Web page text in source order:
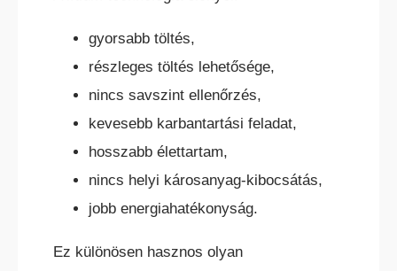
gyorsabb töltés,
részleges töltés lehetősége,
nincs savszint ellenőrzés,
kevesebb karbantartási feladat,
hosszabb élettartam,
nincs helyi károsanyag-kibocsátás,
jobb energiahatékonyság.
Ez különösen hasznos olyan